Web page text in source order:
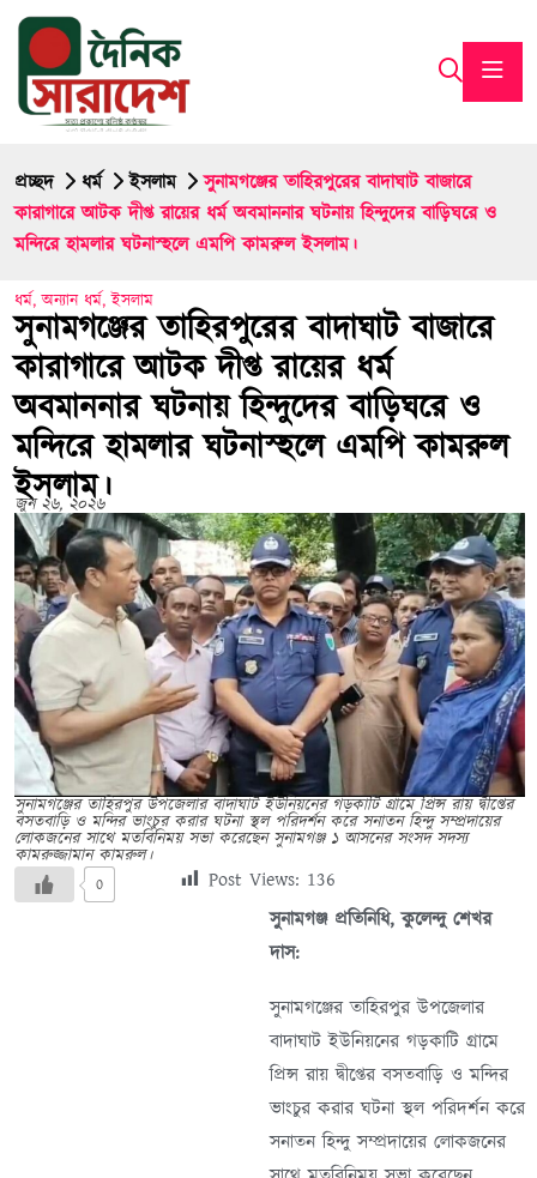
প্রচ্ছদ ধর্ম ইসলাম
সুনামগঞ্জের তাহিরপুরের বাদাঘাট বাজারে
কারাগারে আটক দীপ্ত রায়ের ধর্ম অবমাননার ঘটনায় হিন্দুদের বাড়িঘরে ও
মন্দিরে হামলার ঘটনাস্হলে এমপি কামরুল ইসলাম।
ধর্ম,অন্যান ধর্ম,ইসলাম
সুনামগঞ্জের তাহিরপুরের বাদাঘাট বাজারে
কারাগারে আটক দীপ্ত রায়ের ধর্ম
অবমাননার ঘটনায় হিন্দুদের বাড়িঘরে ও
মন্দিরে হামলার ঘটনাস্হলে এমপি কামরুল
ইসলাম।
জুন ২৬, ২০২৬
সুনামগঞ্জের তাহিরপুর উপজেলার বাদাঘাট ইউনিয়নের গড়কাটি গ্রামে প্রিন্স রায় দ্বীপ্তের
বসতবাড়ি ও মন্দির ভাংচুর করার ঘটনা স্থল পরিদর্শন করে সনাতন হিন্দু সম্প্রদায়ের
লোকজনের সাথে মতবিনিময় সভা করেছেন সুনামগঞ্জ ১ আসনের সংসদ সদস্য
কামরুজ্জামান কামরুল।
0 Post Views: 136
সুনামগঞ্জ প্রতিনিধি, কুলেন্দু শেখর
দাস:
সুনামগঞ্জের তাহিরপুর উপজেলার
বাদাঘাট ইউনিয়নের গড়কাটি গ্রামে
প্রিন্স রায় দ্বীপ্তের বসতবাড়ি ও মন্দির
ভাংচুর করার ঘটনা স্থল পরিদর্শন করে
সনাতন হিন্দু সম্প্রদায়ের লোকজনের